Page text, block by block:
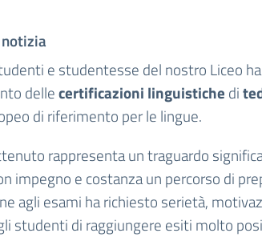
e studentesse del nostro Liceo
dellecertificazioni linguistiche di
di riferimento per le lingue.
rappresenta un traguardo
impegno e costanza un percorso di
agli esami ha richiesto serietà,
studenti di raggiungere esiti molto